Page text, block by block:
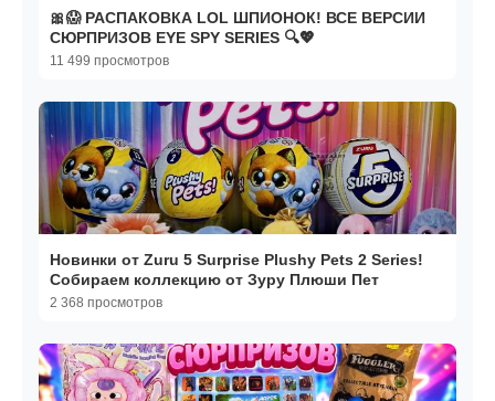
🎀😱 РАСПАКОВКА LOL ШПИОНОК! ВСЕ ВЕРСИИ
СЮРПРИЗОВ EYE SPY SERIES 🔍💖
11 499 просмотров
Новинки от Zuru 5 Surprise Plushy Pets 2 Series!
Собираем коллекцию от Зуру Плюши Пет
2 368 просмотров